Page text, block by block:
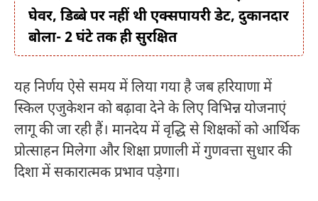
घेवर, डिब्बे पर नहीं थी एक्सपायरी डेट, दुकानदार
बोला- 2 घंटे तक ही सुरक्षित
यह निर्णय ऐसे समय में लिया गया है जब हरियाणा में
स्किल एजुकेशन को बढ़ावा देने के लिए विभिन्न योजनाएं
लागू की जा रही हैं। मानदेय में वृद्धि से शिक्षकों को आर्थिक
प्रोत्साहन मिलेगा और शिक्षा प्रणाली में गुणवत्ता सुधार की
दिशा में सकारात्मक प्रभाव पड़ेगा।